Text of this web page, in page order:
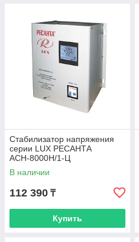
Стабилизатор напряжения
серии LUX РЕСАНТА
АСН-8000Н/1-Ц
В наличии
112 390 ₸
Купить